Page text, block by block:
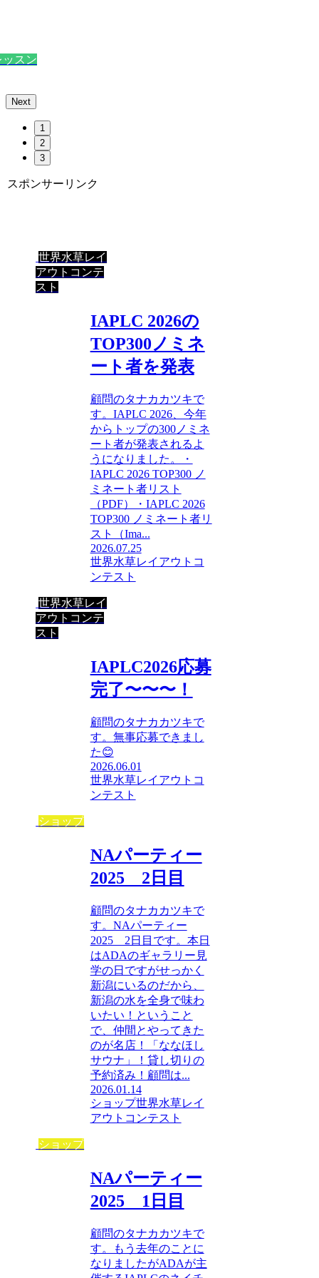
スン
Next
1
2
3
スポンサーリンク
世界水草レイ
アウトコンテ
スト
IAPLC 2026の
TOP300ノミネ
ート者を発表
顧問のタナカカツキで
す。IAPLC 2026、今年
からトップの300ノミネ
ート者が発表されるよ
うになりました。・
IAPLC 2026 TOP300 ノ
ミネート者リスト
（PDF）・IAPLC 2026
TOP300 ノミネート者リ
スト（Ima...
2026.07.25
世界水草レイアウトコ
ンテスト
世界水草レイ
アウトコンテ
スト
IAPLC2026応募
完了〜〜〜！
顧問のタナカカツキで
す。無事応募できまし
た😊
2026.06.01
世界水草レイアウトコ
ンテスト
ショップ
NAパーティー
2025 2日目
顧問のタナカカツキで
す。NAパーティー
2025 2日目です。本日
はADAのギャラリー見
学の日ですがせっかく
新潟にいるのだから、
新潟の水を全身で味わ
いたい！ということ
で、仲間とやってきた
のが名店！「ななほし
サウナ」！貸し切りの
予約済み！顧問は...
2026.01.14
ショップ世界水草レイ
アウトコンテスト
ショップ
NAパーティー
2025 1日目
顧問のタナカカツキで
す。もう去年のことに
なりましたがADAが主